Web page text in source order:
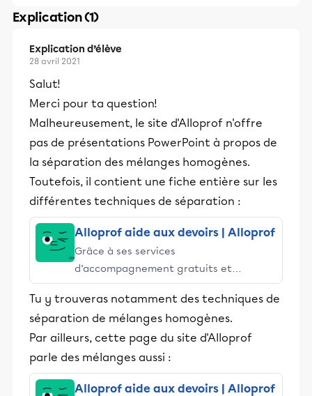
Explication (1)
Explication d’élève
28 avril 2021
Salut!
Merci pour ta question!
Malheureusement, le site d'Alloprof n'offre
pas de présentations PowerPoint à propos de
la séparation des mélanges homogènes.
Toutefois, il contient une fiche entière sur les
différentes techniques de séparation :
Alloprof aide aux devoirs | Alloprof
Grâce à ses services
d’accompagnement gratuits et
stimulants, Alloprof engage les élèves
et leurs parents dans la réussite
éducative.
Tu y trouveras notamment des techniques de
séparation de mélanges homogènes.
Par ailleurs, cette page du site d'Alloprof
parle des mélanges aussi :
Alloprof aide aux devoirs | Alloprof